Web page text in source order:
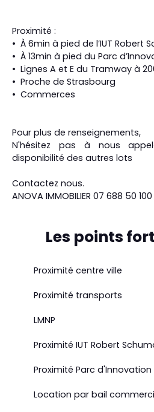
Proximité :
À 6min à pied de l’IUT Robert
À 13min à pied du Parc
Lignes A et E du Tramway à
Proche de Strasbourg
Commerces
Pour plus de renseignements,
N'hésitez pas à nous
disponibilité des autres lots
Contactez nous.
ANOVA IMMOBILIER 07 688 50 100
Les points
Proximité centre ville
Proximité transports
LMNP
Proximité IUT Robert
Proximité Parc d'Innovation
Location par bail